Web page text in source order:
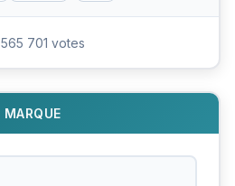
565 701 votes
MARQUE